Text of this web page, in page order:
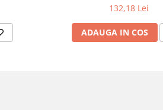
132,18 Lei
ADAUGA IN COS